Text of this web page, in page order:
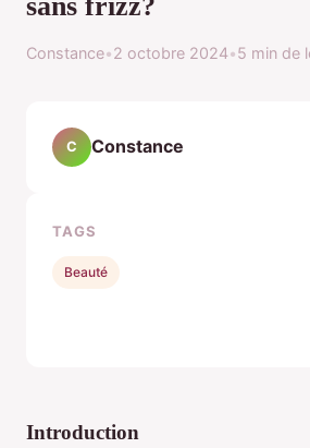
Constance•2 octobre 2024•5 min de
Introduction
C Constance
TAGS
Beauté